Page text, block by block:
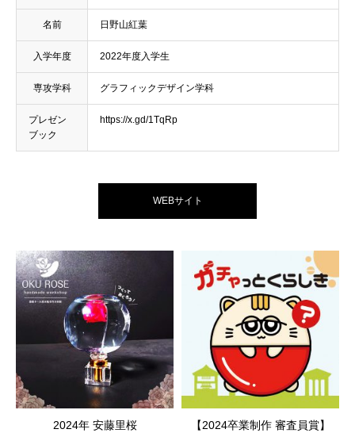
名前 日野山紅葉
入学年度 2022年度入学生
専攻学科 グラフィックデザイン学科
プレゼン
ブック
https://x.gd/1TqRp
WEBサイト
2024年 安藤里桜
【2024卒業制作 審査員賞】